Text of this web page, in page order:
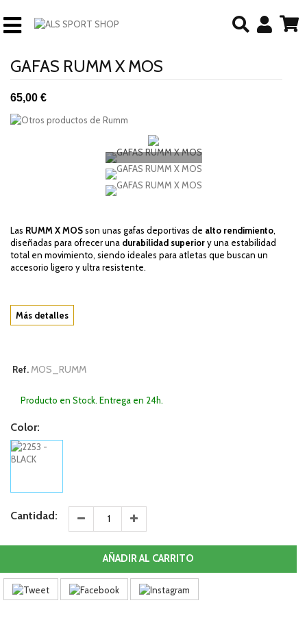
GAFAS RUMM X MOS
65,00 €
Las RUMM X MOSson unas gafas deportivas de alto rendimiento,
diseñadas para ofrecer una durabilidad superiory una estabilidad
total en movimiento, siendo ideales para atletas que buscan un
accesorio ligero y ultra resistente.
Más detalles
Ref.MOS_RUMM
Producto en Stock. Entrega en 24h.
Color:
Cantidad:
AÑADIR AL CARRITO